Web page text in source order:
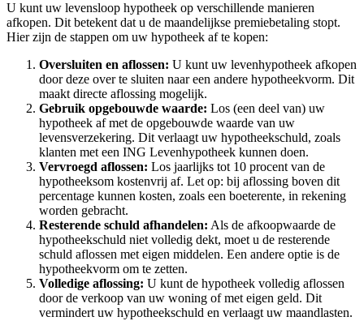
U kunt uw levensloop hypotheek op verschillende manieren
afkopen. Dit betekent dat u de maandelijkse premiebetaling stopt.
Hier zijn de stappen om uw hypotheek af te kopen:
Oversluiten en aflossen: U kunt uw levenhypotheek afkopen
door deze over te sluiten naar een andere hypotheekvorm. Dit
maakt directe aflossing mogelijk.
Gebruik opgebouwde waarde: Los (een deel van) uw
hypotheek af met de opgebouwde waarde van uw
levensverzekering. Dit verlaagt uw hypotheekschuld, zoals
klanten met een ING Levenhypotheek kunnen doen.
Vervroegd aflossen: Los jaarlijks tot 10 procent van de
hypotheeksom kostenvrij af. Let op: bij aflossing boven dit
percentage kunnen kosten, zoals een boeterente, in rekening
worden gebracht.
Resterende schuld afhandelen: Als de afkoopwaarde de
hypotheekschuld niet volledig dekt, moet u de resterende
schuld aflossen met eigen middelen. Een andere optie is de
hypotheekvorm om te zetten.
Volledige aflossing: U kunt de hypotheek volledig aflossen
door de verkoop van uw woning of met eigen geld. Dit
vermindert uw hypotheekschuld en verlaagt uw maandlasten.